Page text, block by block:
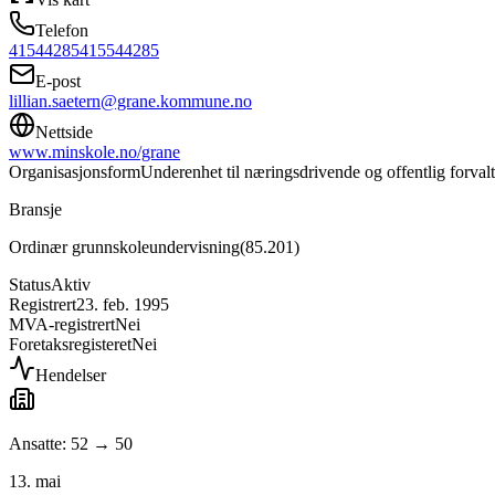
Telefon
41544285415544285
E-post
lillian.saetern@grane.kommune.no
Nettside
www.minskole.no/grane
OrganisasjonsformUnderenhet til næringsdrivende og offentlig
Bransje
Ordinær grunnskoleundervisning(85.201)
StatusAktiv
Registrert23. feb. 1995
MVA-registrertNei
ForetaksregisteretNei
Hendelser
Ansatte: 52 → 50
13. mai